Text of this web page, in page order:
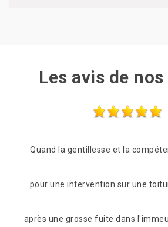
Les avis de
accès
Les frères Zigler on était très
lendemain de mon appel pour
C'est suvie pour beaucoup de